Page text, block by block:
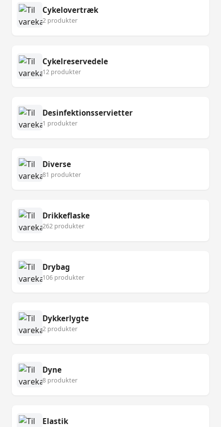
Cykelovertræk
2 produkter
Cykelreservedele
12 produkter
Desinfektionsservietter
1 produkter
Diverse
81 produkter
Drikkeflaske
262 produkter
Drybag
106 produkter
Dykkerlygte
2 produkter
Dyne
8 produkter
Elastik